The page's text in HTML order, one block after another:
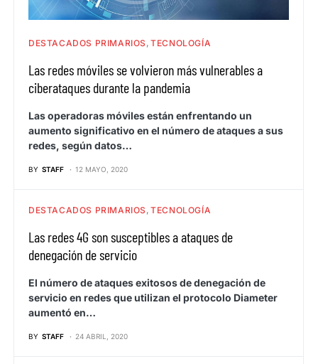
DESTACADOS PRIMARIOS TECNOLOGÍA
Las redes móviles se volvieron más vulnerables a
ciberataques durante la pandemia
Las operadoras móviles están enfrentando un
aumento significativo en el número de ataques a sus
redes, según datos…
BY STAFF 12 MAYO, 2020
DESTACADOS PRIMARIOS TECNOLOGÍA
Las redes 4G son susceptibles a ataques de
denegación de servicio
El número de ataques exitosos de denegación de
servicio en redes que utilizan el protocolo Diameter
aumentó en…
BY STAFF 24 ABRIL, 2020